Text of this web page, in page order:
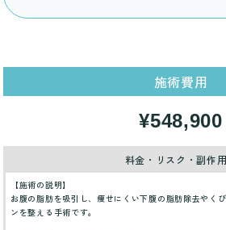
施術費用
¥548,900
料金・リスク・副作用
【施術の説明】
お腹の脂肪を吸引し、痩せにくい下腹の脂肪除去やく
ンを整える手術です。